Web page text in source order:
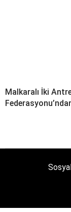
Malkaralı İki